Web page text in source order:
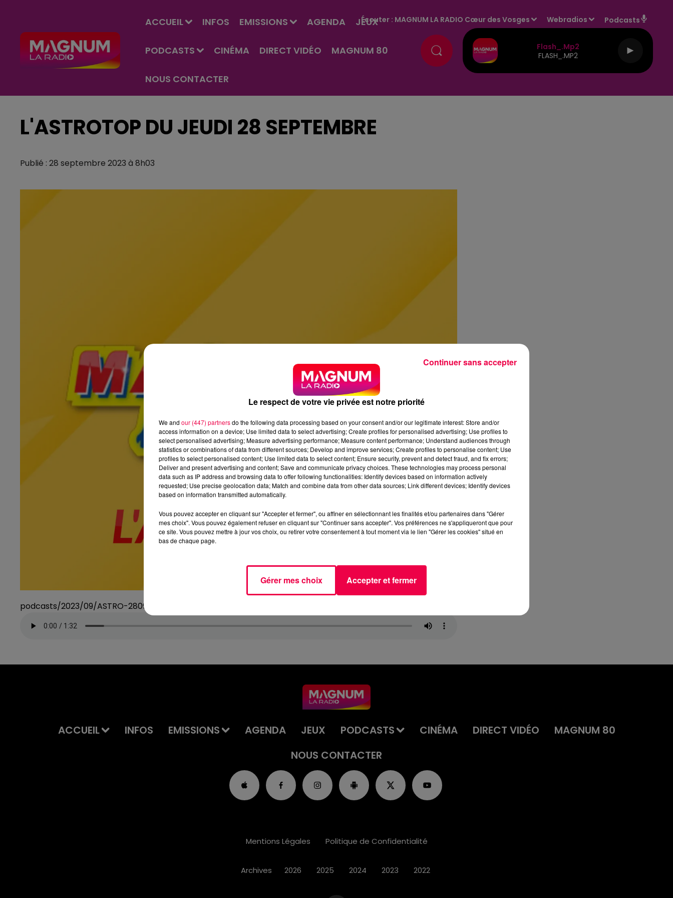
ACCUEIL INFOS EMISSIONS AGENDA JEUX
PODCASTS CINÉMA DIRECT VIDÉO MAGNUM 80
NOUS CONTACTER
Écouter : MAGNUM LA RADIO Cœur des Vosges Webradios Podcasts
Flash_.mp2
FLASH_.MP2
L'ASTROTOP DU JEUDI 28 SEPTEMBRE
Publié : 28 septembre 2023 à 8h03
podcasts/2023/09/ASTRO-280923.mp3
ACCUEIL INFOS EMISSIONS AGENDA JEUX PODCASTS CINÉMA DIRECT VIDÉO
MAGNUM 80
NOUS CONTACTER
Mentions Légales Politique de Confidentialité
Archives 2026 2025 2024 2023 2022
Le respect de votre vie privée est notre priorité
We and our (447) partnersdo the following data processing based on your consent and/or our legitimate interest: Store and/or
access information on a device; Use limited data to select advertising; Create profiles for personalised advertising; Use profiles to
select personalised advertising; Measure advertising performance; Measure content performance; Understand audiences through
statistics or combinations of data from different sources; Develop and improve services; Create profiles to personalise content; Use
profiles to select personalised content; Use limited data to select content; Ensure security, prevent and detect fraud, and fix errors;
Deliver and present advertising and content; Save and communicate privacy choices. These technologies may process personal
data such as IP address and browsing data to offer following functionalities: Identify devices based on information actively
requested; Use precise geolocation data; Match and combine data from other data sources; Link different devices; Identify devices
based on information transmitted automatically.
Vous pouvez accepter en cliquant sur "Accepter et fermer", ou affiner en sélectionnant les finalités et/ou partenaires dans "Gérer
mes choix". Vous pouvez également refuser en cliquant sur "Continuer sans accepter". Vos préférences ne s'appliqueront que pour
ce site. Vous pouvez mettre à jour vos choix, ou retirer votre consentement à tout moment via le lien "Gérer les cookies" situé en
bas de chaque page.
Gérer mes choix Accepter et fermer
Continuer sans accepter